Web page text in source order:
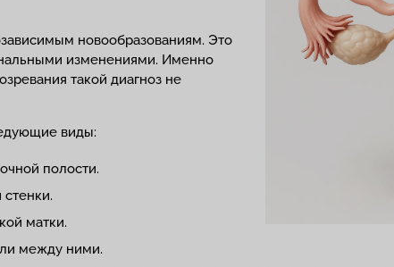
новообразованиям. Это
изменениями. Именно
такой диагноз не
виды:
полости.
матки.
между ними.